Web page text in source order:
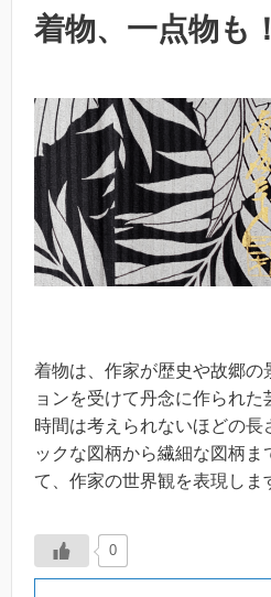
着物、一点物も！
着物は、作家が歴史や故郷の
ョンを受けて丹念に作られ
時間は考えられないほどの長
ックな図柄から繊細な図柄ま
て、作家の世界観を表現しま
0